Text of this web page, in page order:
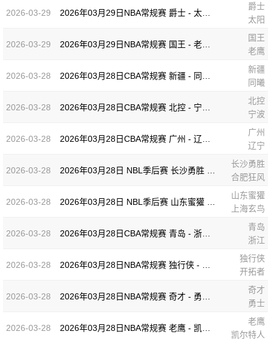
2026-03-29
爵士
太阳
2026-03-29
国王
老鹰
2026-03-28
新疆
同曦
2026-03-28
北控
宁波
2026-03-28
广州
辽宁
2026-03-28
长沙勇胜
合肥狂风
2026-03-28
山东蜜獾
上海玄鸟
2026-03-28
青岛
浙江
2026-03-28
独行侠
开拓者
2026-03-28
奇才
勇士
2026-03-28
老鹰
凯尔特人